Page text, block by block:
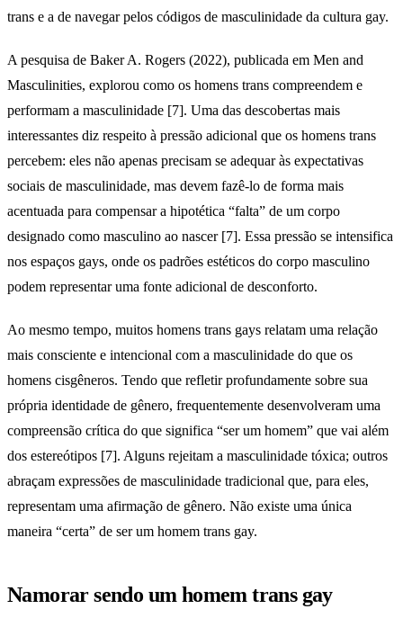
trans e a de navegar pelos códigos de masculinidade da cultura gay.
A pesquisa de Baker A. Rogers (2022), publicada em Men and
Masculinities, explorou como os homens trans compreendem e
performam a masculinidade [7]. Uma das descobertas mais
interessantes diz respeito à pressão adicional que os homens trans
percebem: eles não apenas precisam se adequar às expectativas
sociais de masculinidade, mas devem fazê-lo de forma mais
acentuada para compensar a hipotética “falta” de um corpo
designado como masculino ao nascer [7]. Essa pressão se intensifica
nos espaços gays, onde os padrões estéticos do corpo masculino
podem representar uma fonte adicional de desconforto.
Ao mesmo tempo, muitos homens trans gays relatam uma relação
mais consciente e intencional com a masculinidade do que os
homens cisgêneros. Tendo que refletir profundamente sobre sua
própria identidade de gênero, frequentemente desenvolveram uma
compreensão crítica do que significa “ser um homem” que vai além
dos estereótipos [7]. Alguns rejeitam a masculinidade tóxica; outros
abraçam expressões de masculinidade tradicional que, para eles,
representam uma afirmação de gênero. Não existe uma única
maneira “certa” de ser um homem trans gay.
Namorar sendo um homem trans gay